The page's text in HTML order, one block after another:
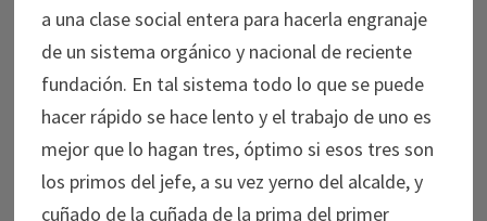
a una clase social entera para hacerla engranaje
de un sistema orgánico y nacional de reciente
fundación. En tal sistema todo lo que se puede
hacer rápido se hace lento y el trabajo de uno es
mejor que lo hagan tres, óptimo si esos tres son
los primos del jefe, a su vez yerno del alcalde, y
cuñado de la cuñada de la prima del primer